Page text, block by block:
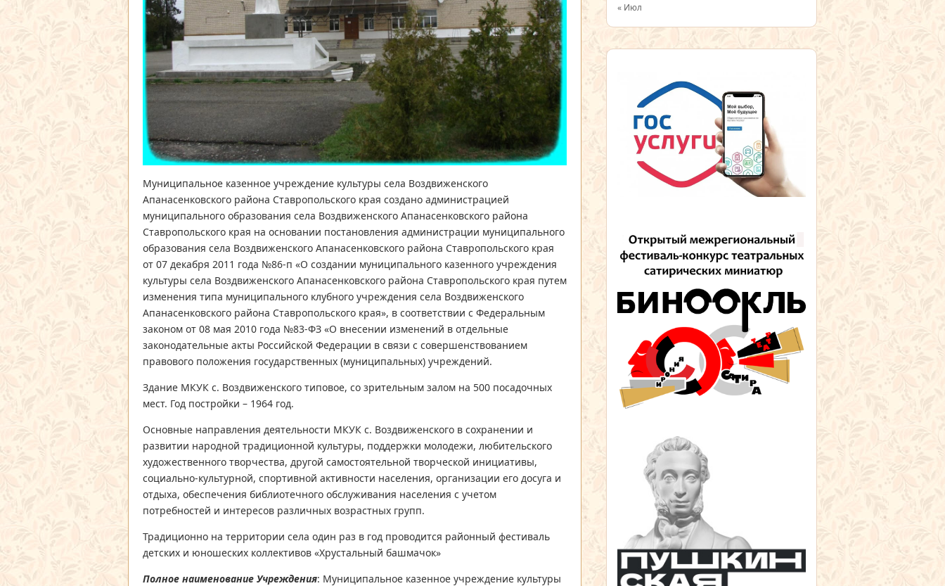
Муниципальное казенное учреждение культуры села Воздвиженского
Апанасенковского района Ставропольского края создано администрацией
муниципального образования села Воздвиженского Апанасенковского района
Ставропольского края на основании постановления администрации муниципального
образования села Воздвиженского Апанасенковского района Ставропольского края
от 07 декабря 2011 года №86-п «О создании муниципального казенного учреждения
культуры села Воздвиженского Апанасенковского района Ставропольского края путем
изменения типа муниципального клубного учреждения села Воздвиженского
Апанасенковского района Ставропольского края», в соответствии с Федеральным
законом от 08 мая 2010 года №83-ФЗ «О внесении изменений в отдельные
законодательные акты Российской Федерации в связи с совершенствованием
правового положения государственных (муниципальных) учреждений.
Здание МКУК с. Воздвиженского типовое, со зрительным залом на 500 посадочных
мест. Год постройки – 1964 год.
Основные направления деятельности МКУК с. Воздвиженского в сохранении и
развитии народной традиционной культуры, поддержки молодежи, любительского
художественного творчества, другой самостоятельной творческой инициативы,
социально-культурной, спортивной активности населения, организации его досуга и
отдыха, обеспечения библиотечного обслуживания населения с учетом
потребностей и интересов различных возрастных групп.
Традиционно на территории села один раз в год проводится районный фестиваль
детских и юношеских коллективов «Хрустальный башмачок»
Полное наименование Учреждения: Муниципальное казенное учреждение культуры
« Июл